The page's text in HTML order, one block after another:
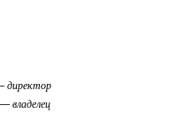
директор
— владелец